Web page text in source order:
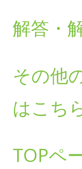
解答・
その他
はこち
TOPペ